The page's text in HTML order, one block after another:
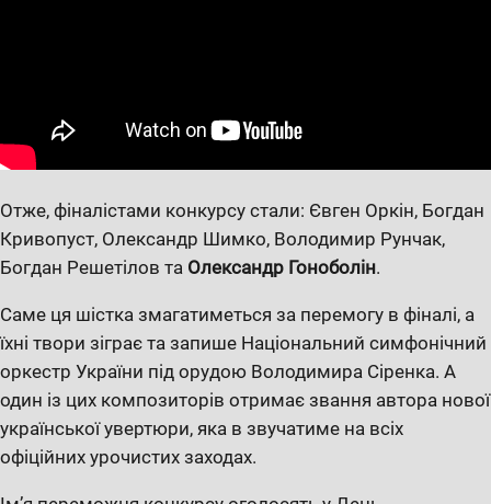
Отже, фіналістами конкурсу стали: Євген Оркін, Богдан
Кривопуст, Олександр Шимко, Володимир Рунчак,
Богдан Решетілов та Олександр Гоноболін.
Саме ця шістка змагатиметься за перемогу в фіналі, а
їхні твори зіграє та запише Національний симфонічний
оркестр України під орудою Володимира Сіренка. А
один із цих композиторів отримає звання автора нової
української увертюри, яка в звучатиме на всіх
офіційних урочистих заходах.